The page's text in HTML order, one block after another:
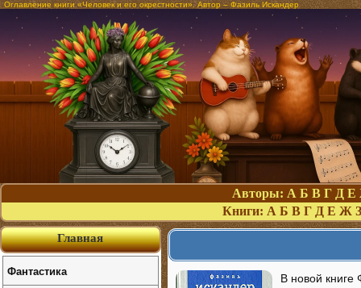
Оглавление книги «Человек и его окрестности». Автор – Фазиль Искандер
Авторы: А Б В Г Д Е
Книги: А Б В Г Д Е Ж З
В новой книге
Главная
Фантастика